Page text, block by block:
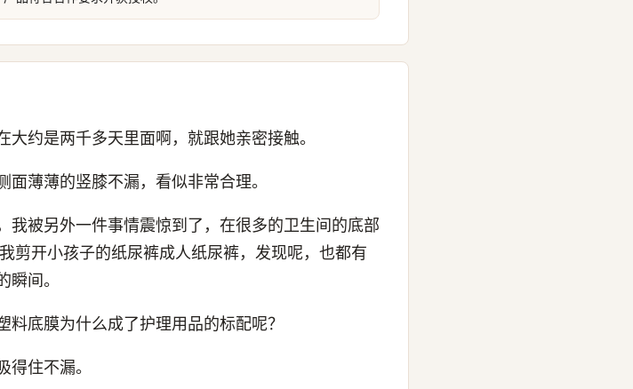
约是两千多天里面啊，就跟她亲密接触。
薄薄的竖膝不漏，看似非常合理。
我被另外一件事情震惊到了，在很多的卫生间的底部
剪开小孩子的纸尿裤成人纸尿裤，发现呢，也都有
间。
底膜为什么成了护理用品的标配呢？
住不漏。